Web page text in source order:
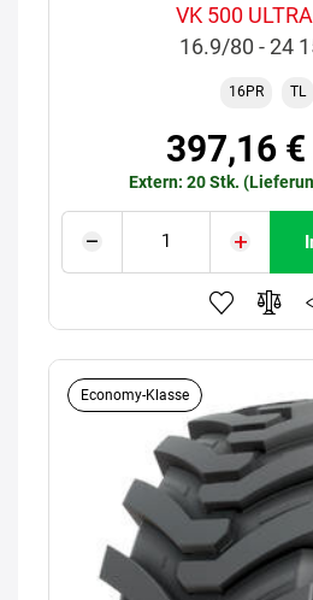
VK 500
16.9/80 - 24
16PR TL
397,16 €
Extern: 20 Stk.
Economy-Klasse